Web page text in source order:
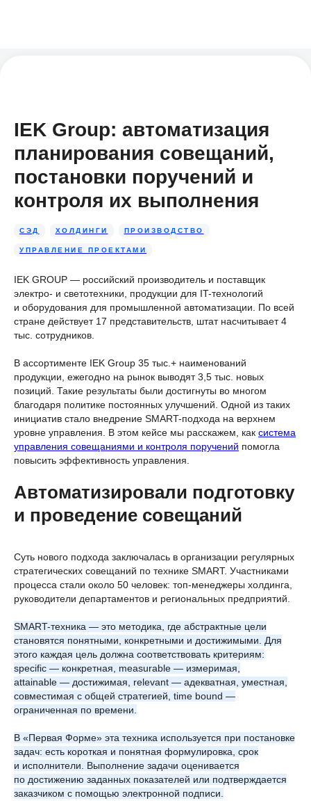
IEK Group: автоматизация
планирования совещаний,
постановки поручений и
контроля их выполнения
СЭД ХОЛДИНГИ ПРОИЗВОДСТВО
УПРАВЛЕНИЕ ПРОЕКТАМИ
IEK GROUP — российский производитель и поставщик
электро- и светотехники, продукции для IT-технологий
и оборудования для промышленной автоматизации. По всей
стране действует 17 представительств, штат насчитывает 4
тыс. сотрудников.
В ассортименте IEK Group 35 тыс.+ наименований
продукции, ежегодно на рынок выводят 3,5 тыс. новых
позиций. Такие результаты были достигнуты во многом
благодаря политике постоянных улучшений. Одной из таких
инициатив стало внедрение SMART-подхода на верхнем
уровне управления. В этом кейсе мы расскажем, как система
управления совещаниями и контроля поручений помогла
повысить эффективность управления.
Автоматизировали подготовку
и проведение совещаний
Суть нового подхода заключалась в организации регулярных
стратегических совещаний по технике SMART. Участниками
процесса стали около 50 человек: топ-менеджеры холдинга,
руководители департаментов и региональных предприятий.
SMART-техника — это методика, где абстрактные цели
становятся понятными, конкретными и достижимыми. Для
этого каждая цель должна соответствовать критериям:
specific — конкретная, measurable — измеримая,
attainable — достижимая, relevant — адекватная, уместная,
совместимая с общей стратегией, time bound —
ограниченная по времени.
В «Первая Форме» эта техника используется при постановке
задач: есть короткая и понятная формулировка, срок
и исполнители. Выполнение задачи оценивается
по достижению заданных показателей или подтверждается
заказчиком с помощью электронной подписи.